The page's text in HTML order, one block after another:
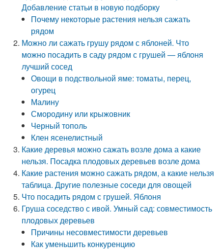
Добавление статьи в новую подборку
Почему некоторые растения нельзя сажать
рядом
Можно ли сажать грушу рядом с яблоней. Что
можно посадить в саду рядом с грушей — яблоня
лучший сосед
Овощи в подствольной яме: томаты, перец,
огурец
Малину
Смородину или крыжовник
Черный тополь
Клен ясенелистный
Какие деревья можно сажать возле дома а какие
нельзя. Посадка плодовых деревьев возле дома
Какие растения можно сажать рядом, а какие нельзя
таблица. Другие полезные соседи для овощей
Что посадить рядом с грушей. Яблоня
Груша соседство с ивой. Умный сад: совместимость
плодовых деревьев
Причины несовместимости деревьев
Как уменьшить конкуренцию